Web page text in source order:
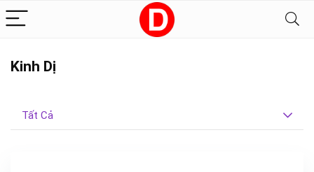
Kinh Dị
Tất Cả